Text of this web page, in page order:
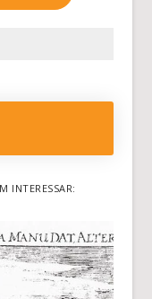
INTERESSAR: